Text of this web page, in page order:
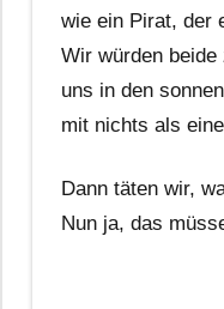
wie ein Pirat, der
Wir würden
uns in den
mit nichts als
Dann täten wir,
Nun ja, das